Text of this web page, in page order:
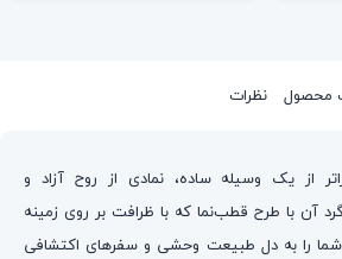
محصول نظرات
از یک وسیله ساده، نمادی از روح آزاد و
آن با طرح قطب‌نما که با ظرافت بر روی زمینه
شما را به دل طبیعت وحشی و سفرهای اکتشافی